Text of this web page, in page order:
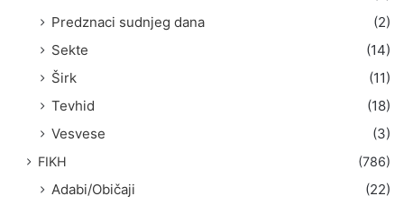
Predznaci sudnjeg dana
(2)
Sekte
(14)
Širk
(11)
Tevhid
(18)
Vesvese
(3)
FIKH (786)
Adabi/Običaji
(22)